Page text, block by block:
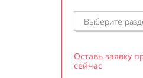
Оставь заявку
сейчас